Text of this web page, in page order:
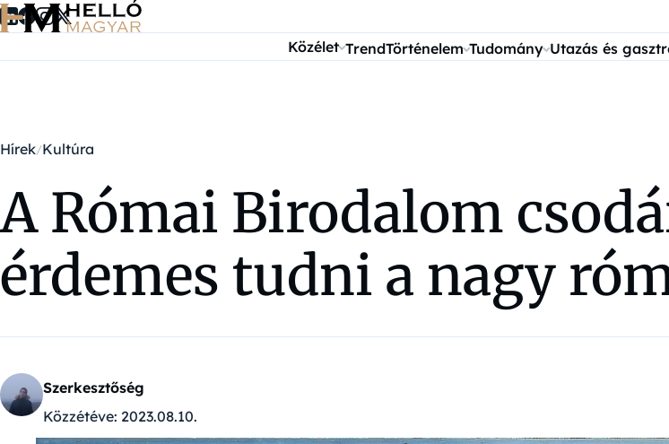
Ugrás a tartalomra
Közélet TrendTörténelem Tudomány Utazás és
Hírek Kultúra
A Római Birodalom
érdemes tudni a nagy
Szerkesztőség
Közzétéve: 2023.08.10.